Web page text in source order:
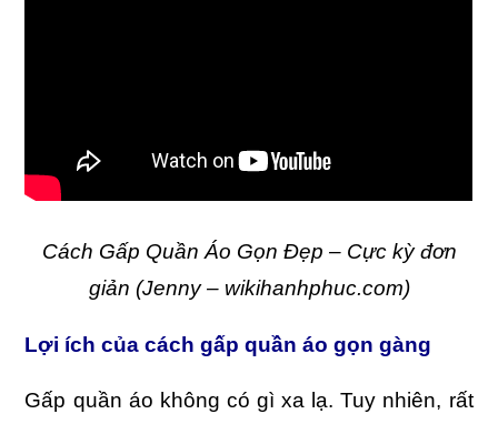
Cách Gấp Quần Áo Gọn Đẹp – Cực kỳ đơn
giản (Jenny – wikihanhphuc.com)
Lợi ích của cách gấp quần áo gọn gàng
Gấp quần áo không có gì xa lạ. Tuy nhiên, rất